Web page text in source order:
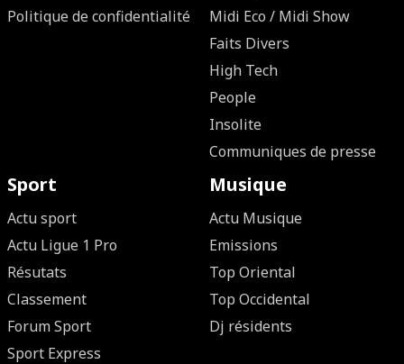
Politique de confidentialité
Midi Eco / Midi Show
Faits Divers
High Tech
People
Insolite
Communiques de presse
Sport
Actu sport
Actu Ligue 1 Pro
Résutats
Classement
Forum Sport
Sport Express
Musique
Actu Musique
Emissions
Top Oriental
Top Occidental
Dj résidents